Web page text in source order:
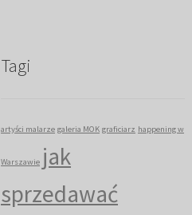
Tagi
artyści malarze galeria MOK graficiarz happening w
Warszawie jak
sprzedawać